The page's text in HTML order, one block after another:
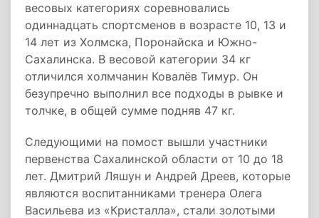
весовых категориях соревновались
одиннадцать спортсменов в возрасте 10, 13 и
14 лет из Холмска, Поронайска и Южно-
Сахалинска. В весовой категории 34 кг
отличился холмчанин Ковалёв Тимур. Он
безупречно выполнил все подходы в рывке и
толчке, в общей сумме подняв 47 кг.
Следующими на помост вышли участники
первенства Сахалинской области от 10 до 18
лет. Дмитрий Ляшун и Андрей Дреев, которые
являются воспитанниками тренера Олега
Васильева из «Кристалла», стали золотыми